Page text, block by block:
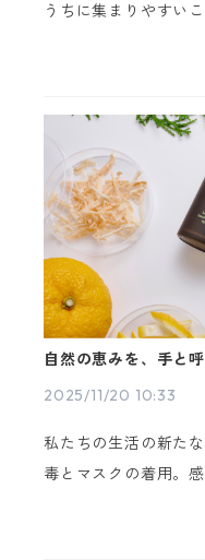
うちに集まりやすい
ィーをちょっと新し
自然の恵みを、手と
2025/11/20 10:33
私たちの生活の新た
毒とマスクの着用。
き換えに、手荒れや